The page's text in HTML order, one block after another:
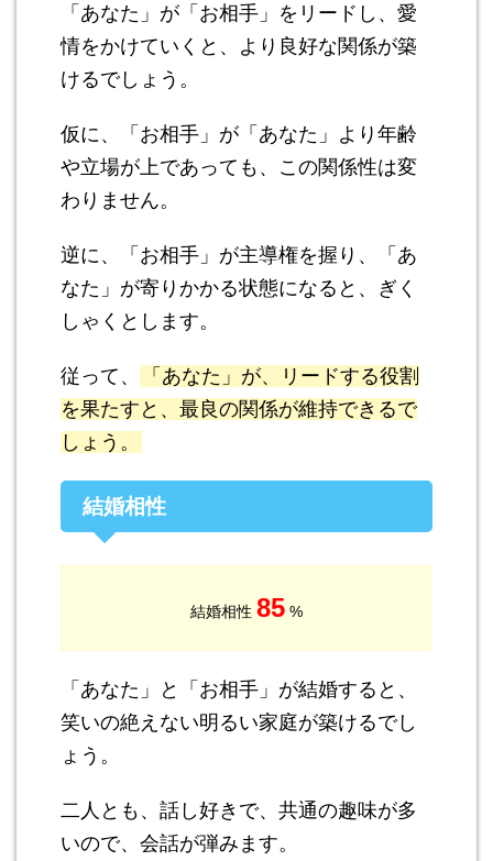
「あなた」が「お相手」をリードし、愛
情をかけていくと、より良好な関係が築
けるでしょう。
仮に、「お相手」が「あなた」より年齢
や立場が上であっても、この関係性は変
わりません。
逆に、「お相手」が主導権を握り、「あ
なた」が寄りかかる状態になると、ぎく
しゃくとします。
従って、
「あなた」が、リードする役割
を果たすと、最良の関係が維持できるで
しょう。
結婚相性
結婚相性 85 %
「あなた」と「お相手」が結婚すると、
笑いの絶えない明るい家庭が築けるでし
ょう。
二人とも、話し好きで、共通の趣味が多
いので、会話が弾みます。